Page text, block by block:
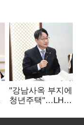
"강남사옥 부지에
청년주택"…LH도